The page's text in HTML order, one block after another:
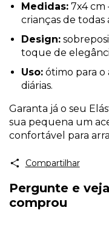
Medidas: 7x4
crianças de todas
Design:
toque de
Uso: ótimo para o
diárias.
Garanta já o seu
sua pequena um
confortável para
Compartilhar
Pergunte e
comprou